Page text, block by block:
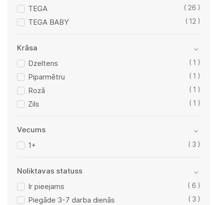
TEGA ( 26 )
TEGA BABY ( 12 )
Krāsa
Dzeltens
( 1 )
Piparmētru ( 1 )
Rozā ( 1 )
Zils ( 1 )
Vecums
1+
( 3 )
Noliktavas statuss
Ir pieejams
( 6 )
Piegāde 3-7 darba dienās ( 3 )